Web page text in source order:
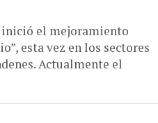
inició el mejoramiento
esta vez en los sectores
Actualmente el